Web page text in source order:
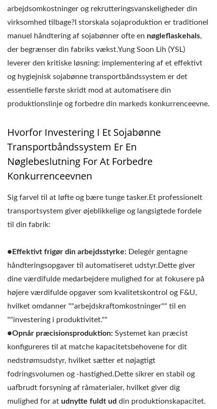
arbejdsomkostninger og rekrutteringsvanskeligheder din
virksomhed tilbage?I storskala sojaproduktion er traditionel
manuel håndtering af sojabønner ofte en nøgleflaskehals,
der begrænser din fabriks vækst.Yung Soon Lih (YSL)
leverer den kritiske løsning: implementering af et effektivt
og hygiejnisk sojabønne transportbåndssystem er det
essentielle første skridt mod at automatisere din
produktionslinje og forbedre din markeds konkurrenceevne.
Hvorfor Investering I Et Sojabønne
Transportbåndssystem Er En
Nøglebeslutning For At Forbedre
Konkurrenceevnen
Sig farvel til at løfte og bære tunge tasker.Et professionelt
transportsystem giver øjeblikkelige og langsigtede fordele
til din fabrik:
●Effektivt frigør din arbejdsstyrke: Delegér gentagne
håndteringsopgaver til automatiseret udstyr.Dette giver
dine værdifulde medarbejdere mulighed for at fokusere på
højere værdifulde opgaver som kvalitetskontrol og F&U,
hvilket omdanner ""arbejdskraftomkostninger"" til en
""investering i produktivitet.""
●Opnår præcisionsproduktion: Systemet kan præcist
konfigureres til at matche kapacitetsbehovene for dit
nedstrømsudstyr, hvilket sætter et nøjagtigt
fodringsvolumen og -hastighed.Dette sikrer en stabil og
uafbrudt forsyning af råmaterialer, hvilket giver dig
mulighed for at udnytte fuldt ud din produktionskapacitet.